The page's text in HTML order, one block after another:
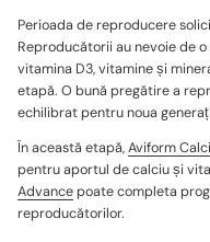
Perioada de reproducere
Reproducătorii au nevoie de
vitamina D3, vitamine și
etapă. O bună pregătire a
echilibrat pentru noua
În această etapă,Aviform
pentru aportul de calciu și
Advancepoate completa
reproducătorilor.